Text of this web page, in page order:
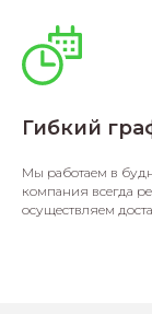
Гибкий
Мы работаем в
компания всегда
осуществляем